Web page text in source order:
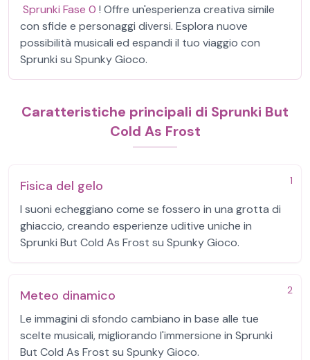
Sprunki Fase 0 ! Offre un'esperienza creativa simile
con sfide e personaggi diversi. Esplora nuove
possibilità musicali ed espandi il tuo viaggio con
Sprunki su Spunky Gioco.
Caratteristiche principali di Sprunki But
Cold As Frost
1
Fisica del gelo
I suoni echeggiano come se fossero in una grotta di
ghiaccio, creando esperienze uditive uniche in
Sprunki But Cold As Frost su Spunky Gioco.
2
Meteo dinamico
Le immagini di sfondo cambiano in base alle tue
scelte musicali, migliorando l'immersione in Sprunki
But Cold As Frost su Spunky Gioco.